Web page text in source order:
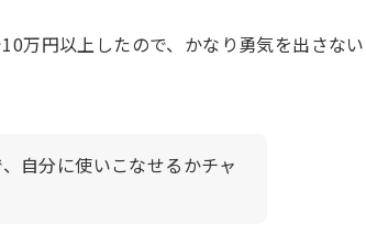
万円以上したので、かなり勇気を出さない
自分に使いこなせるかチャ